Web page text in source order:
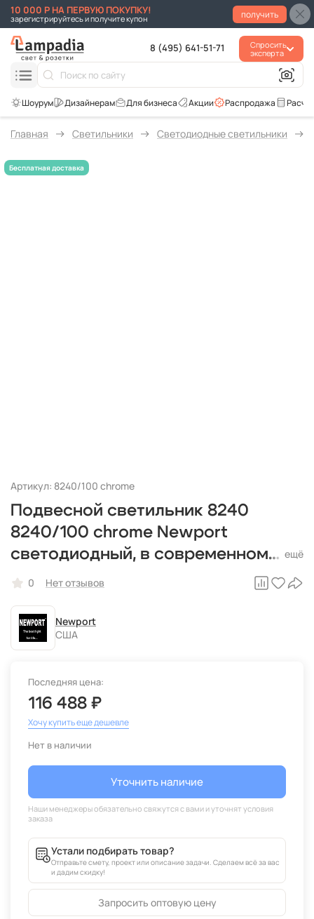
10 000 Р НА ПЕРВУЮ ПОКУПКУ!
зарегистрируйтесь и получите купон получить
8 (495) 641-51-71
Спросить
эксперта
Распродажа
Акции
Для бизнеса
Главная Светильники Светодиодные светильники
Артикул: 8240/100 chrome
Подвесной светильник 8240
8240/100 chrome Newport
светодиодный, в современном
стиле
0 Нет отзывов
Newport
США
Последняя цена:
116 488 ₽
Хочу купить еще дешевле
Нет в наличии
Уточнить наличие
Устали подбирать товар?
Отправьте смету, проект или описание задачи. Сделаем всё за вас
и дадим скидку!
Запросить оптовую цену